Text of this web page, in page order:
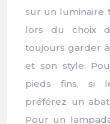
sur un luminaire
lors du choix
toujours garder
et son style.
pieds fins, si
préférez un
Pour un